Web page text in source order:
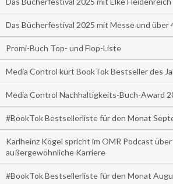
Das Bücherfestival 2025 mit Messe und über
Promi-Buch Top- und Flop-Liste
Media Control kürt BookTok Bestseller des
Media Control Nachhaltigkeits-Buch-Award
#BookTok Bestsellerliste für den Monat
Karlheinz Kögel spricht im OMR Podcast
außergewöhnliche Karriere
#BookTok Bestsellerliste für den Monat